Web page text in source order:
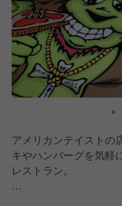
アメリカンテイストの
キやハンバーグを気軽
レストラン。